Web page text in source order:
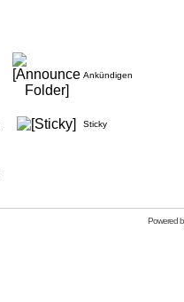
Ankündigen
Sticky
Powered